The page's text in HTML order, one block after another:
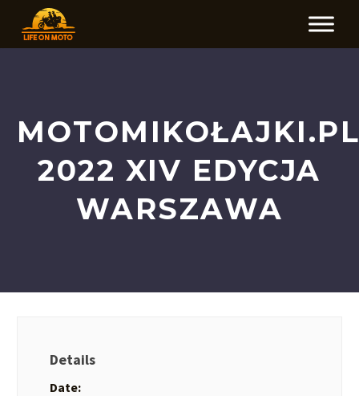
MOTOMIKOŁAJKI.PL
2022 XIV EDYCJA
WARSZAWA
Details
Date: